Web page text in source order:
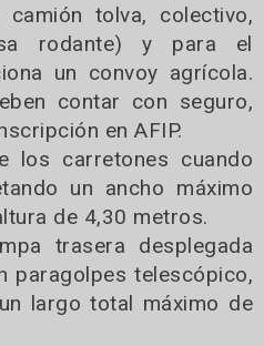
tolva, colectivo,
rodante) y para el
un convoy agrícola.
contar con seguro,
en AFIP.
los carretones cuando
un ancho máximo
de 4,30 metros.
trasera desplegada
paragolpes telescópico,
largo total máximo de